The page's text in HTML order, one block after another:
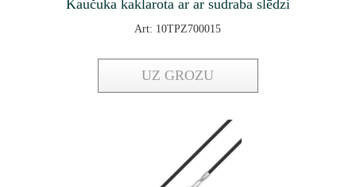
Kaučuka kaklarota ar ar sudraba slēdzi
Art: 10TPZ700015
UZ GROZU